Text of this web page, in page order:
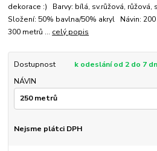
dekorace :) Barvy: bílá, sv.růžová, růžová,
Složení: 50% bavlna/50% akryl Návin:
300 metrů ... celý popis
Dostupnost
k odeslání od 2 do 7
NÁVIN
Nejsme plátci DPH